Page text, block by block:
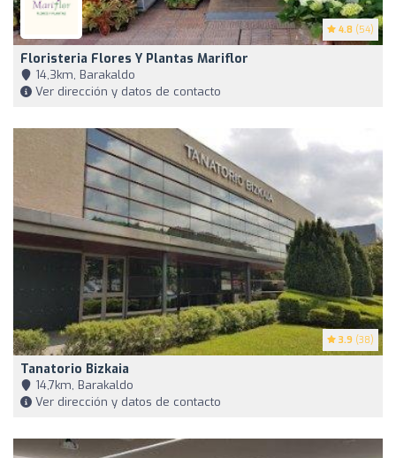
4.8 (54)
Floristeria Flores Y Plantas Mariflor
14,3km, Barakaldo
Ver dirección y datos de contacto
3.9 (38)
Tanatorio Bizkaia
14,7km, Barakaldo
Ver dirección y datos de contacto